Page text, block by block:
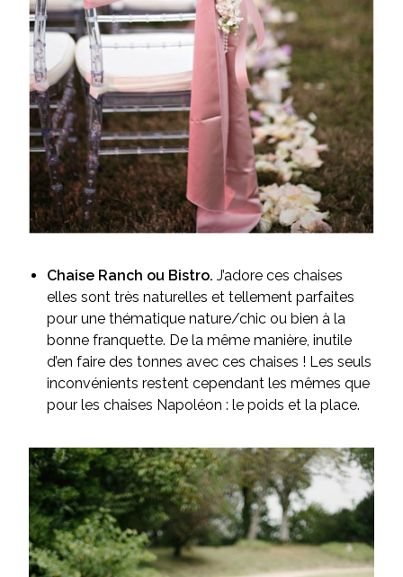
Chaise Ranch ou Bistro. J’adore ces chaises
elles sont très naturelles et tellement parfaites
pour une thématique nature/chic ou bien à la
bonne franquette. De la même manière, inutile
d’en faire des tonnes avec ces chaises ! Les seuls
inconvénients restent cependant les mêmes que
pour les chaises Napoléon : le poids et la place.